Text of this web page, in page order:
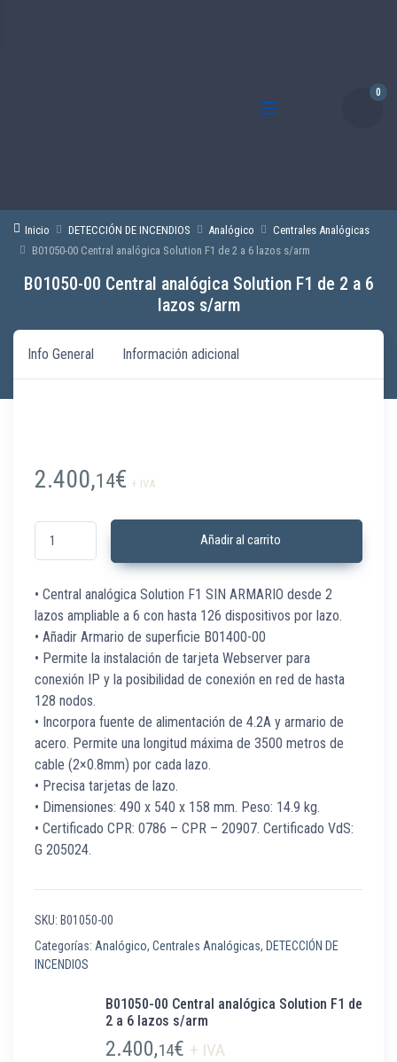
0
Inicio DETECCIÓN DE INCENDIOS Analógico
Centrales Analógicas
B01050-00 Central analógica Solution F1 de 2 a 6 lazos s/arm
B01050-00 Central analógica Solution F1 de 2 a 6
lazos s/arm
Info General Información adicional
2.400,14€ + IVA
Añadir al carrito
• Central analógica Solution F1 SIN ARMARIO desde 2
lazos ampliable a 6 con hasta 126 dispositivos por lazo.
• Añadir Armario de superficie B01400-00
• Permite la instalación de tarjeta Webserver para
conexión IP y la posibilidad de conexión en red de hasta
128 nodos.
• Incorpora fuente de alimentación de 4.2A y armario de
acero. Permite una longitud máxima de 3500 metros de
cable (2×0.8mm) por cada lazo.
• Precisa tarjetas de lazo.
• Dimensiones: 490 x 540 x 158 mm. Peso: 14.9 kg.
• Certificado CPR: 0786 – CPR – 20907. Certificado VdS:
G 205024.
SKU: B01050-00
Categorías: Analógico, Centrales Analógicas, DETECCIÓN DE
INCENDIOS
B01050-00 Central analógica Solution F1 de
2 a 6 lazos s/arm
2.400,14€ + IVA